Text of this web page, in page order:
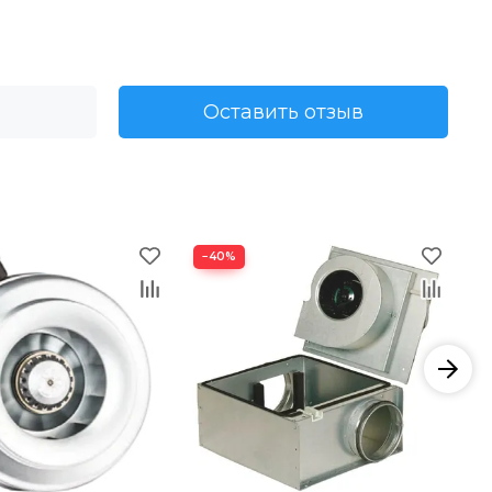
Оставить отзыв
−40%